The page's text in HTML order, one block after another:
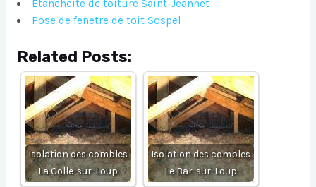
Etancheite de toiture Saint-Jeannet
Pose de fenetre de toit Sospel
Related Posts:
Isolation des combles
La Colle-sur-Loup
Isolation des combles
Le Bar-sur-Loup